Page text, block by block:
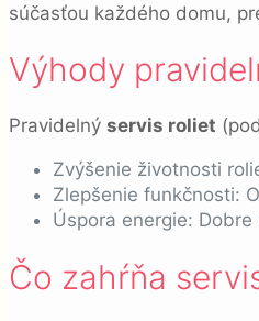
súčasťou každého domu,
Výhody
Pravidelný servis roliet
Zvýšenie životnosti
Zlepšenie funkčnosti:
Úspora energie:
Čo zahŕňa